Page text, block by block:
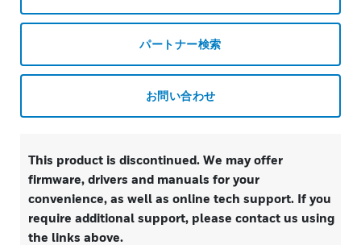
パートナー検索
お問い合わせ
This product is discontinued. We may offer
firmware, drivers and manuals for your
convenience, as well as online tech support. If you
require additional support, please contact us using
the links above.